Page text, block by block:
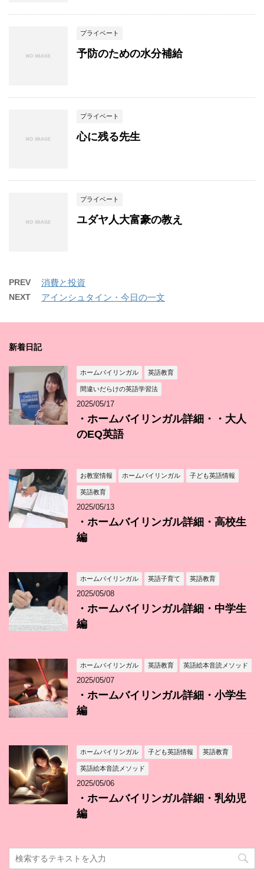
プライベート
予防のための水分補給
プライベート
心に残る先生
プライベート
ユダヤ人大富豪の教え
PREV 消費と投資
NEXT アインシュタイン・今日の一文
新着日記
ホームバイリンガル 英語教育
間違いだらけの英語学習法
2025/05/17
・ホームバイリンガル詳細・・大人
のEQ英語
お教室情報 ホームバイリンガル 子ども英語情報
英語教育
2025/05/13
・ホームバイリンガル詳細・高校生
編
ホームバイリンガル 英語子育て 英語教育
2025/05/08
・ホームバイリンガル詳細・中学生
編
ホームバイリンガル 英語教育 英語絵本音読メソッド
2025/05/07
・ホームバイリンガル詳細・小学生
編
ホームバイリンガル 子ども英語情報 英語教育
英語絵本音読メソッド
2025/05/06
・ホームバイリンガル詳細・乳幼児
編